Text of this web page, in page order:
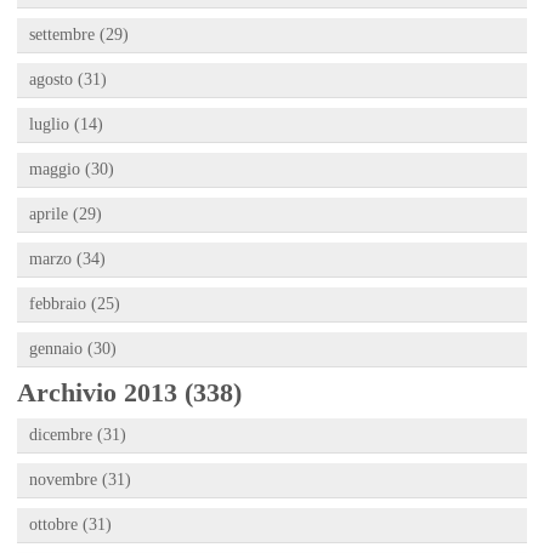
settembre (29)
agosto (31)
luglio (14)
maggio (30)
aprile (29)
marzo (34)
febbraio (25)
gennaio (30)
Archivio 2013 (338)
dicembre (31)
novembre (31)
ottobre (31)